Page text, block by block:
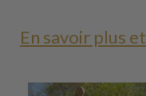
En savoir plus